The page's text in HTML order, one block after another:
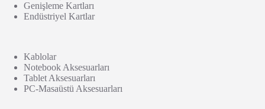
Genişleme Kartları
Endüstriyel Kartlar
Kablolar
Notebook Aksesuarları
Tablet Aksesuarları
PC-Masaüstü Aksesuarları